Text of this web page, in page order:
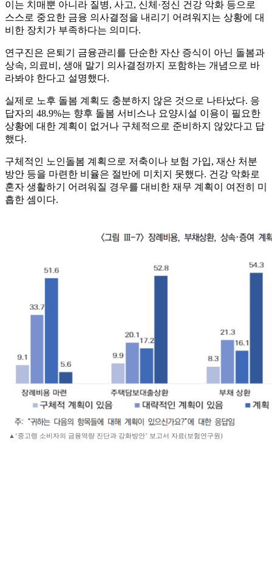
이는 치매뿐 아니라 질병, 사고, 신체·정신 건강 악화 등으로
스스로 중요한 금융 의사결정을 내리기 어려워지는 상황에 대
비한 장치가 부족하다는 의미다.
연구진은 은퇴기 금융관리를 단순한 자산 증식이 아닌 돌봄과
상속, 의료비, 생애 말기 의사결정까지 포함하는 개념으로 바
라봐야 한다고 설명했다.
실제로 노후 돌봄 계획도 충분하지 않은 것으로 나타났다. 응
답자의 48.9%는 향후 돌봄 서비스나 요양시설 이용이 필요한
상황에 대한 계획이 없거나 구체적으로 준비하지 않았다고 답
했다.
구체적인 노인돌봄 계획으로 저축이나 보험 가입, 재산 처분
방안 등을 마련한 비율은 절반에 미치지 못했다. 건강 악화로
혼자 생활하기 어려워질 경우를 대비한 재무 계획이 여전히 미
흡한 셈이다.
▲‘중고령 소비자의 금융역량 진단과 강화방안’ 보고서 자료(보험연구원)